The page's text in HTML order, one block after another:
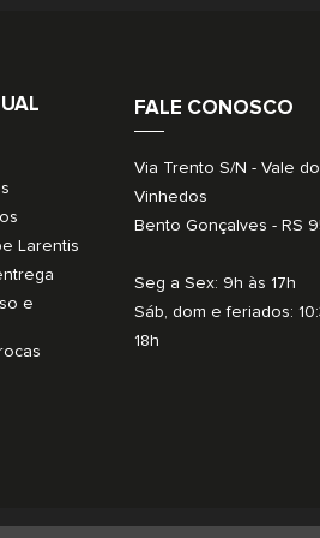
Larentis
e
FALE CONOSCO
Via Trento S/N - Vale
Vinhedos
Bento Gonçalves - RS
Seg a Sex: 9h às 17h
Sáb, dom e feriados:
18h